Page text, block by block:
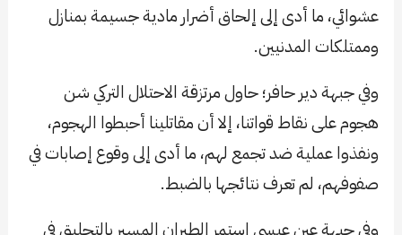
عشوائي، ما أدى إلى إلحاق أضرار مادية جسيمة بمنازل
وممتلكات المدنيين.
وفي جبهة دير حافر؛ حاول مرتزقة الاحتلال التركي شن
هجوم على نقاط قواتنا، إلا أن مقاتلينا أحبطوا الهجوم،
ونفذوا عملية ضد تجمع لهم، ما أدى إلى وقوع إصابات في
صفوفهم، لم تعرف نتائجها بالضبط.
وفي جبهة عين عيسى استمر الطيران المسير بالتحليق في